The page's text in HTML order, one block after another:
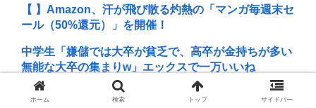
【 】Amazon、汗が飛び散る灼熱の「マンガ毎週末セ
ール（50%還元）」を開催！
中学生「嫌儲では大卒が貧乏で、高卒が金持ちが多い
無能な大卒の集まりw」エックスで一万いいね
CAPCOMで最もえっちしたいキャラを思い浮かべて
ホーム 検索 トップ サイドバー